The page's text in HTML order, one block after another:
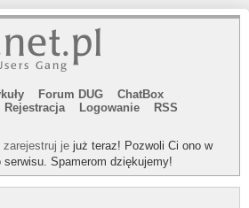
Forum DUG
ChatBox
Rejestracja Logowanie
RSS
zarejestruj je już teraz! Pozwoli Ci ono w
Spamerom dziękujemy!